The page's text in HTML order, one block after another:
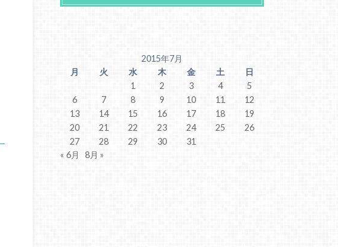
2015年7月
月
火 水 木 金 土
日
1
2 3 4
5
6
7 8 9 10 11
12
13
14 15 16 17 18
19
20
21 22 23 24 25
26
27
28 29 30
31
« 6月
8月 »